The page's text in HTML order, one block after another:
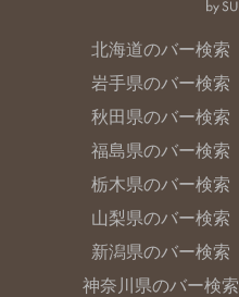
北海道のバー検索
岩手県のバー検索
秋田県のバー検索
福島県のバー検索
栃木県のバー検索
山梨県のバー検索
新潟県のバー検索
神奈川県のバー検索